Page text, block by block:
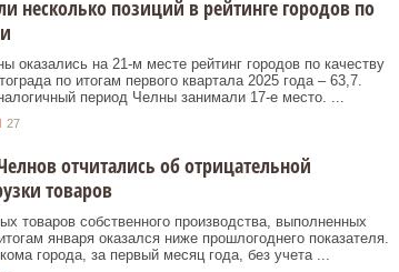
несколько позиций в рейтинге городов по
оказались на 21-м месте рейтинг городов по качеству
по итогам первого квартала 2025 года – 63,7.
период Челны занимали 17-е место. ...
27
отчитались об отрицательной
товаров
товаров собственного производства, выполненных
января оказался ниже прошлогоднего показателя.
города, за первый месяц года, без учета ...